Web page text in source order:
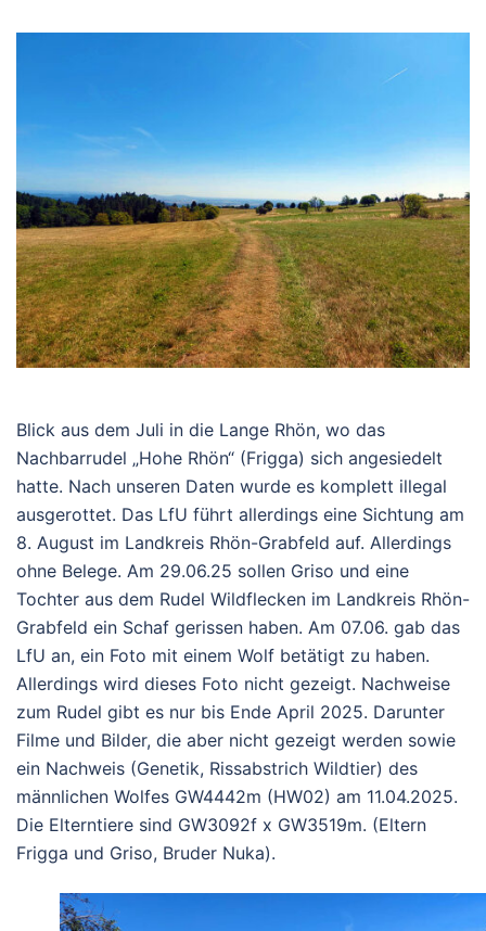
Blick aus dem Juli in die Lange Rhön, wo das
Nachbarrudel „Hohe Rhön“ (Frigga) sich angesiedelt
hatte. Nach unseren Daten wurde es komplett illegal
ausgerottet. Das LfU führt allerdings eine Sichtung am
8. August im Landkreis Rhön-Grabfeld auf. Allerdings
ohne Belege. Am 29.06.25 sollen Griso und eine
Tochter aus dem Rudel Wildflecken im Landkreis Rhön-
Grabfeld ein Schaf gerissen haben. Am 07.06. gab das
LfU an, ein Foto mit einem Wolf betätigt zu haben.
Allerdings wird dieses Foto nicht gezeigt. Nachweise
zum Rudel gibt es nur bis Ende April 2025. Darunter
Filme und Bilder, die aber nicht gezeigt werden sowie
ein Nachweis (Genetik, Rissabstrich Wildtier) des
männlichen Wolfes GW4442m (HW02) am 11.04.2025.
Die Elterntiere sind GW3092f x GW3519m. (Eltern
Frigga und Griso, Bruder Nuka).